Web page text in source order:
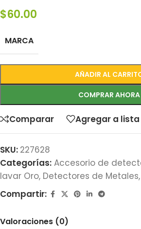
$60.00
MARCA
AÑADIR AL
COMPRAR AHORA
Comparar Agregar a
SKU: 227628
Categorías: Accesorio de
lavar Oro, Detectores de Metales,
Compartir:
Valoraciones (0)